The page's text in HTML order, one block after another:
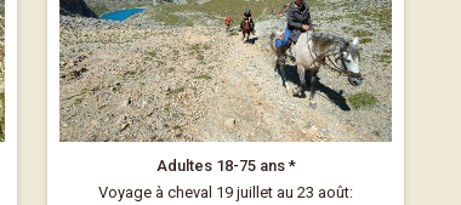
Adultes 18-75 ans *
Voyage à cheval 19 juillet au 23 août: